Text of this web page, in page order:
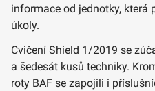
informace od jednotky, která
úkoly.
Cvičení Shield 1/2019 se
a šedesát kusů techniky.
roty BAF se zapojili i